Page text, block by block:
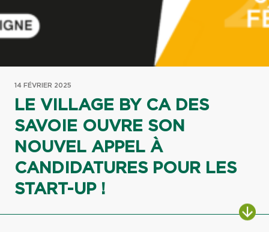
14 FÉVRIER 2025
LE VILLAGE BY CA DES
SAVOIE OUVRE SON
NOUVEL APPEL À
CANDIDATURES POUR LES
START-UP !